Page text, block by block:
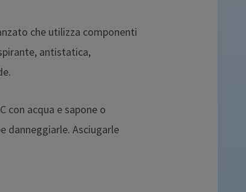
che utilizza componenti
antistatica,
con acqua e sapone o
danneggiarle. Asciugarle